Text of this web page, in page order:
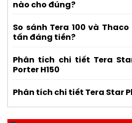
nào cho đúng?
So sánh Tera 100 và Thaco
tấn đáng tiền?
Phân tích chi tiết Tera
Porter H150
Phân tích chi tiết Tera Star